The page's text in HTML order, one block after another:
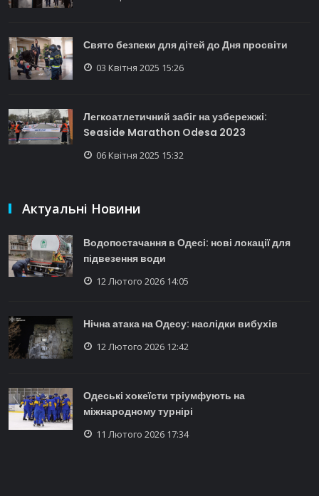
Свято безпеки для дітей до Дня просвіти
03 Квітня 2025 15:26
Легкоатлетичний забіг на узбережжі:
Seaside Marathon Odesa 2023
06 Квітня 2025 15:32
Актуальні Новини
Водопостачання в Одесі: нові локації для
підвезення води
12 Лютого 2026 14:05
Нічна атака на Одесу: наслідки вибухів
12 Лютого 2026 12:42
Одеські хокеїсти тріумфують на
міжнародному турнірі
11 Лютого 2026 17:34